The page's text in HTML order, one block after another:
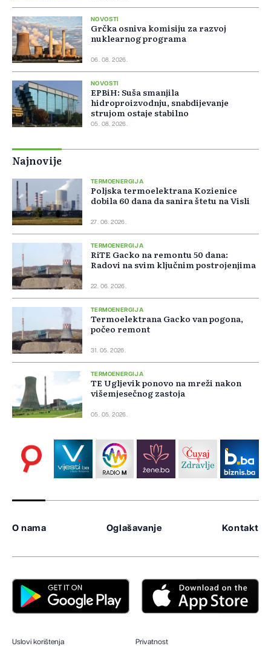
NOVOSTI
Grčka osniva komisiju za razvoj
nuklearnog programa
06. 08. 2026.
NOVOSTI
EPBiH: Suša smanjila
hidroproizvodnju, snabdijevanje
strujom ostaje stabilno
05. 08. 2026.
Najnovije
TERMOENERGIJA
Poljska termoelektrana Kozienice
dobila 60 dana da sanira štetu na Visli
27. 06. 2026.
TERMOENERGIJA
RiTE Gacko na remontu 50 dana:
Radovi na svim ključnim postrojenjima
22. 06. 2026.
TERMOENERGIJA
Termoelektrana Gacko van pogona,
počeo remont
31. 05. 2026.
TERMOENERGIJA
TE Ugljevik ponovo na mreži nakon
višemjesečnog zastoja
05. 05. 2026.
O nama Oglašavanje Kontakt
Uslovi korištenja Privatnost